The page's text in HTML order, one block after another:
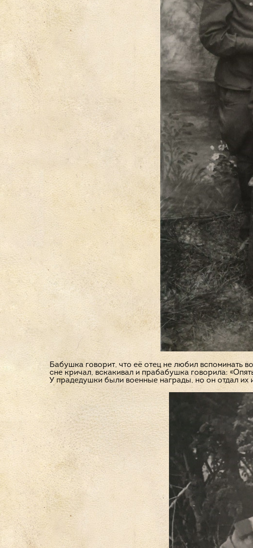
Бабушка говорит, что её отец не любил вспоминать
сне кричал, вскакивал и прабабушка говорила:
У прадедушки были военные награды, но он отдал их